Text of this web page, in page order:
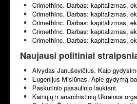
CrimethInc. Darbas: kapitalizmas,
CrimethInc. Darbas: kapitalizmas,
CrimethInc. Darbas: kapitalizmas,
CrimethInc. Darbas: kapitalizmas,
CrimethInc. Darbas: kapitalizmas,
Naujausi politiniai
Alvydas Januševičius. Kaip
Eugenijus Misiūnas. Apie gydymą
Paskutinio pasaulinio laukiant
Kairiųjų ir anarchistinių Ukrainos